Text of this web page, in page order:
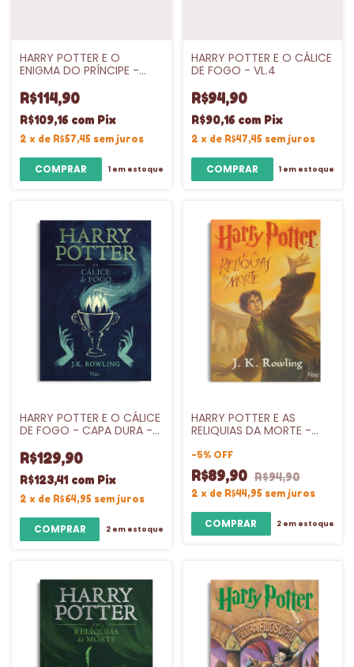
HARRY POTTER E O
ENIGMA DO PRÍNCIPE -
R$114,90
R$109,16 com Pix
2 x de R$57,45 sem juros
1em estoque
HARRY POTTER E O CÁLICE
DE FOGO - VL.4
R$94,90
R$90,16 com Pix
2 x de R$47,45 sem juros
1 em estoque
HARRY POTTER E O CÁLICE
DE FOGO - CAPA DURA -
R$129,90
R$123,41 com Pix
2 x de R$64,95 sem juros
2em estoque
HARRY POTTER E AS
RELIQUIAS DA MORTE -
-5% OFF
R$89,90 R$94,90
2 x de R$44,95 sem juros
2 em estoque